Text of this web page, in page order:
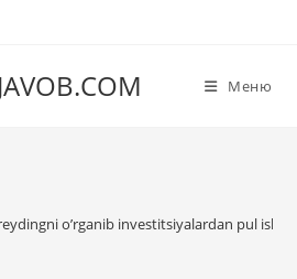
Меню
o’rganib investitsiyalardan pul